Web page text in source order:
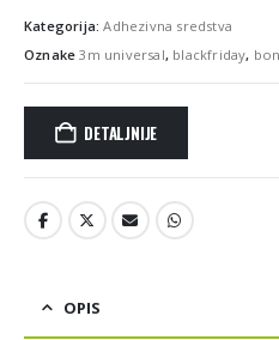
Kategorija:Adhezivna sredstva
Oznake3m universal, blackfriday,
DETALJNIJE
OPIS